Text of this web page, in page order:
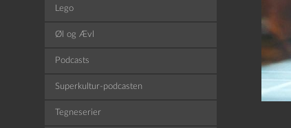
Lego
Øl og Ævl
Podcasts
Superkultur-podcasten
Tegneserier